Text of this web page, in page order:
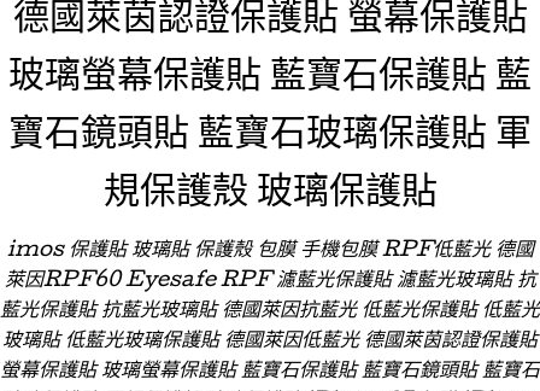
德國萊茵認證保護貼 螢幕保護貼
玻璃螢幕保護貼 藍寶石保護貼 藍
寶石鏡頭貼 藍寶石玻璃保護貼 軍
規保護殼 玻璃保護貼
imos 保護貼 玻璃貼 保護殼 包膜 手機包膜 RPF低藍光 德國
萊因RPF60 Eyesafe RPF 濾藍光保護貼 濾藍光玻璃貼 抗
藍光保護貼 抗藍光玻璃貼 德國萊因抗藍光 低藍光保護貼 低藍光
玻璃貼 低藍光玻璃保護貼 德國萊因低藍光 德國萊茵認證保護貼
螢幕保護貼 玻璃螢幕保護貼 藍寶石保護貼 藍寶石鏡頭貼 藍寶石